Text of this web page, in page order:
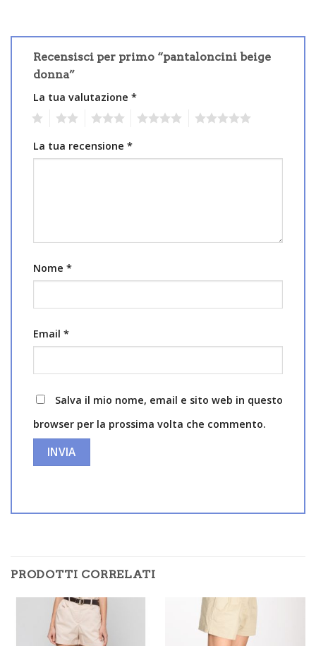
Recensisci per primo “pantaloncini beige
donna”
La tua valutazione *
La tua recensione *
Nome *
Email *
Salva il mio nome, email e sito web in questo
browser per la prossima volta che commento.
PRODOTTI CORRELATI